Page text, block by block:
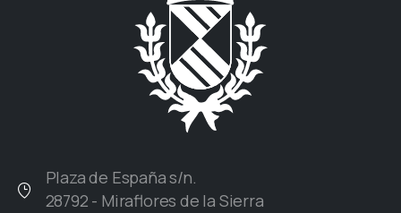
Plaza de España s/n.
28792 - Miraflores de la Sierra